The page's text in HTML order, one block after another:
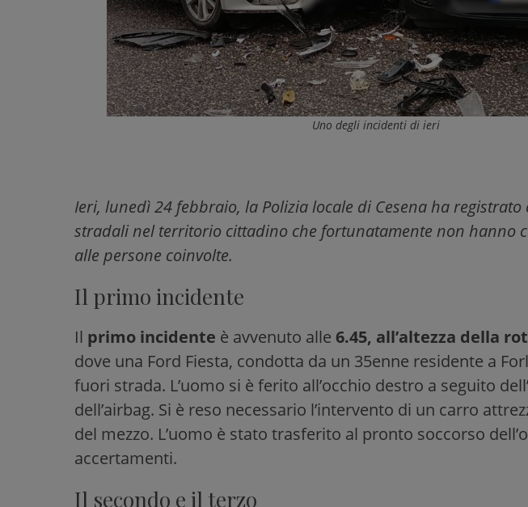
Uno degli incidenti di ieri
Ieri, lunedì 24 febbraio, la Polizia locale di Cesena ha
stradali nel territorio cittadino che fortunatamente non hanno
alle persone coinvolte.
Il primo incidente
Il primo incidente è avvenuto alle 6.45, all’altezza della
dove una Ford Fiesta, condotta da un 35enne residente a
fuori strada. L’uomo si è ferito all’occhio destro a seguito
dell’airbag. Si è reso necessario l’intervento di un carro
del mezzo. L’uomo è stato trasferito al pronto soccorso
accertamenti.
Il secondo e il terzo